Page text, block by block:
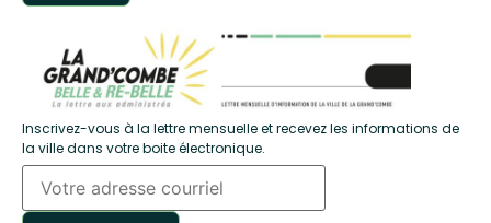
Inscrivez-vous à la lettre mensuelle et recevez les informations de
la ville dans votre boite électronique.